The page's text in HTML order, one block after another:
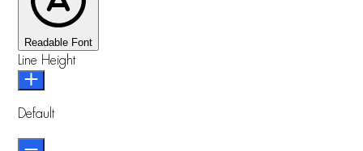
Readable Font
Line Height
Default